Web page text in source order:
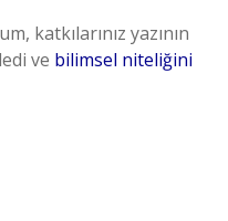
katkılarınız yazının
ve bilimsel niteliğini